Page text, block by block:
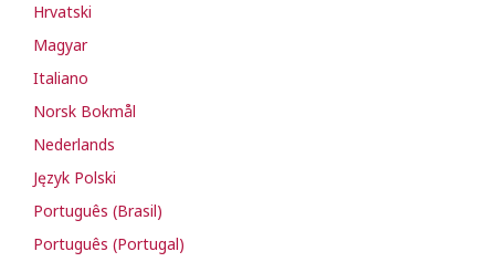
Hrvatski
Magyar
Italiano
Norsk Bokmål
Nederlands
Język Polski
Português (Brasil)
Português (Portugal)